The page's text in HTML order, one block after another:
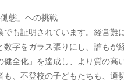
態」への挑戦
でも証明されています。経営
字をガラス張りにし、誰も
全化」を達成し、より質の高
、不登校の子どもたちも、